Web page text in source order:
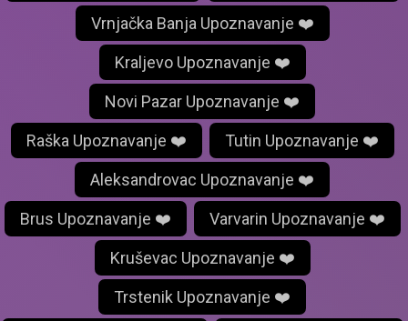
Vrnjačka Banja Upoznavanje ❤️
Kraljevo Upoznavanje ❤️
Novi Pazar Upoznavanje ❤️
Raška Upoznavanje ❤️ Tutin Upoznavanje ❤️
Aleksandrovac Upoznavanje ❤️
Brus Upoznavanje ❤️ Varvarin Upoznavanje ❤️
Kruševac Upoznavanje ❤️
Trstenik Upoznavanje ❤️